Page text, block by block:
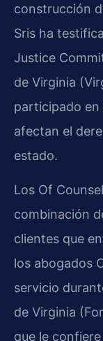
construcción
Sris ha
Justice
de Virginia
participado en
afectan el
estado.
Los Of
combinación
clientes que
los abogados
servicio
de Virginia
que le